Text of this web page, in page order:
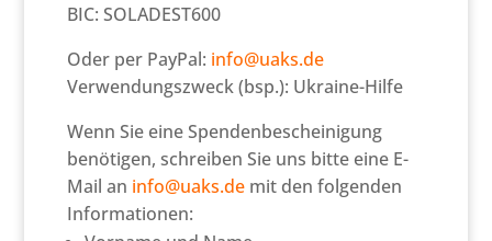
BIC: SOLADEST600
Oder per PayPal: info@uaks.de
Verwendungszweck (bsp.): Ukraine-Hilfe
Wenn Sie eine Spendenbescheinigung
benötigen, schreiben Sie uns bitte eine E-
Mail an info@uaks.demit den folgenden
Informationen: